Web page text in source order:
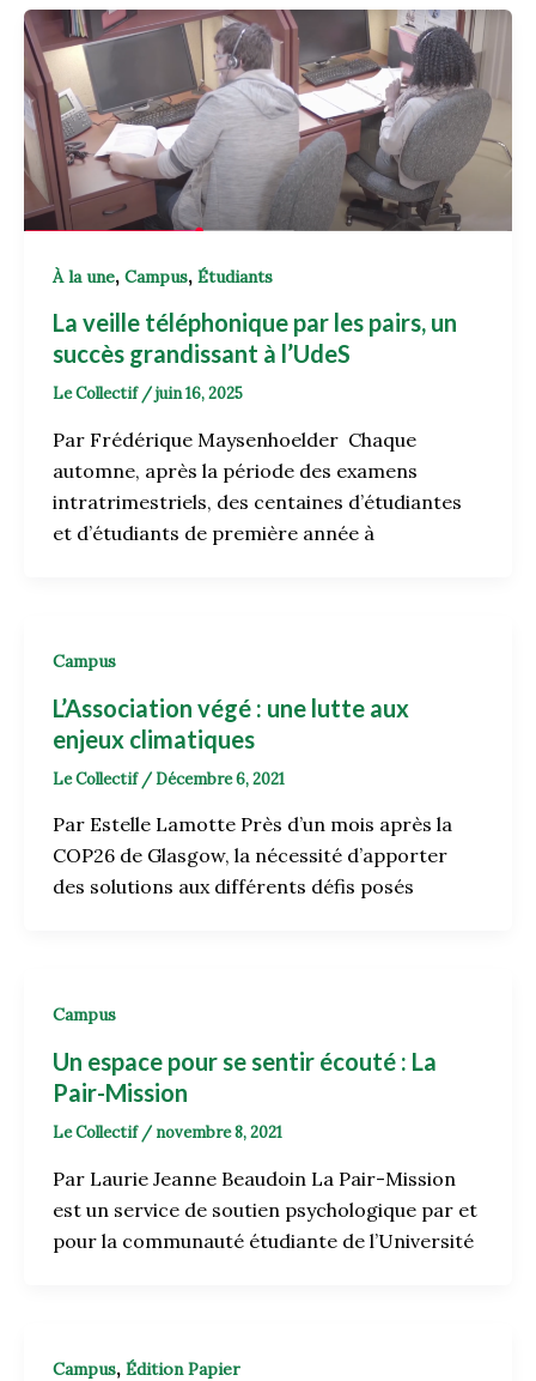
À la une, Campus, Étudiants
La veille téléphonique par les pairs, un
succès grandissant à l’UdeS
Le Collectif /juin 16, 2025
Par Frédérique Maysenhoelder Chaque
automne, après la période des examens
intratrimestriels, des centaines d’étudiantes
et d’étudiants de première année à
Campus
L’Association végé : une lutte aux
enjeux climatiques
Le Collectif /Décembre 6, 2021
Par Estelle Lamotte Près d’un mois après la
COP26 de Glasgow, la nécessité d’apporter
des solutions aux différents défis posés
Campus
Un espace pour se sentir écouté : La
Pair-Mission
Le Collectif / novembre 8, 2021
Par Laurie Jeanne Beaudoin La Pair-Mission
est un service de soutien psychologique par et
pour la communauté étudiante de l’Université
Campus, Édition Papier